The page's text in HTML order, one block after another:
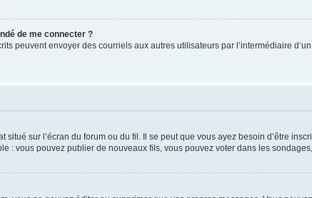
de me connecter ?
peuvent envoyer des courriels aux autres utilisateurs par l’intermédiaire
sur l’écran du forum ou du fil. Il se peut que vous ayez besoin d’être
: vous pouvez publier de nouveaux fils, vous pouvez voter dans les sondages,